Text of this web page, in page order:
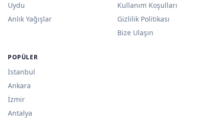
Uydu
Anlık Yağışlar
Kullanım Koşulları
Gizlilik Politikası
Bize Ulaşın
POPÜLER
İstanbul
Ankara
İzmir
Antalya